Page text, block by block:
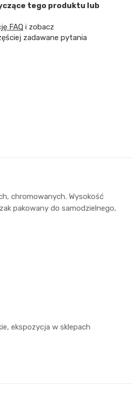
tego produktu lub
FAQ i zobacz
zadawane pytania
chromowanych. Wysokość
pakowany do samodzielnego,
ekspozycja w sklepach